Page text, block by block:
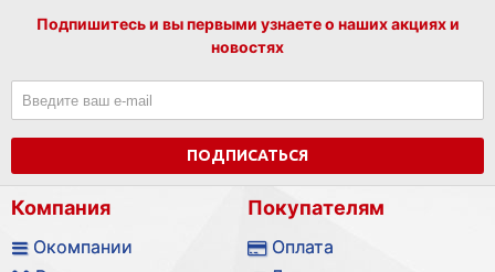
Подпишитесь и вы первыми узнаете о наших акциях и
новостях
ПОДПИСАТЬСЯ
Компания
Окомпании
Покупателям
Оплата